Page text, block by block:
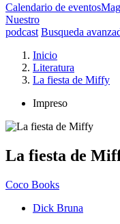
Calendario de eventos
Nuestro
podcast Busqueda
Inicio
Literatura
La fiesta de Miffy
Impreso
La fiesta de
Coco Books
Dick Bruna